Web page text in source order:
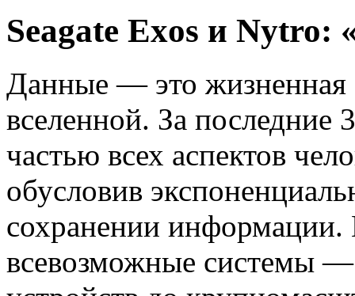
Seagate Exos и
Данные — это жизненная
вселенной. За последние
частью всех аспектов
обусловив
сохранении
всевозможные системы